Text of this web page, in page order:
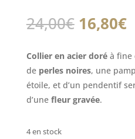
24,00€ Le
prix
initial
était :
24,00€.
16,80€Le
Collier en acier doréà fine
de perles noires, une
étoile, et d’un pendentif
d’une fleur gravée.
4 en stock